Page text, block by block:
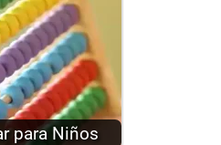
para Niños